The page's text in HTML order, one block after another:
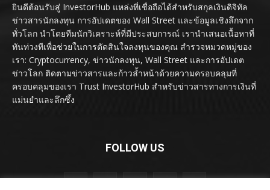
ยินดีต้อนรับสู่ InvestorHub แหล่งที่เชื่อถือได้สำหรับสกุลเงินดิจิทัล
ข่าวสารนักลงทุน การอัปเดตของ Wall Street และข้อมูลเชิงลึกจาก
ทั่วโลก นำโดยทีมนักวิเคราะห์ที่มีประสบการณ์ เรานำเสนอเนื้อหาที่
ทันท่วงทีเพื่อช่วยในการตัดสินใจลงทุนของคุณ สำรวจหมวดหมู่ของ
เรา: Cryptocurrency, ข่าวนักลงทุน, Wall Street และการอัปเดต
ข่าวโลก ติดตามข่าวสารและก้าวล้ำหน้าด้วยความครอบคลุมที่
ครอบคลุมของเรา Trust InvestorHub สำหรับข่าวสารทางการเงินที่
แม่นยำและลึกซึ้ง
FOLLOW US